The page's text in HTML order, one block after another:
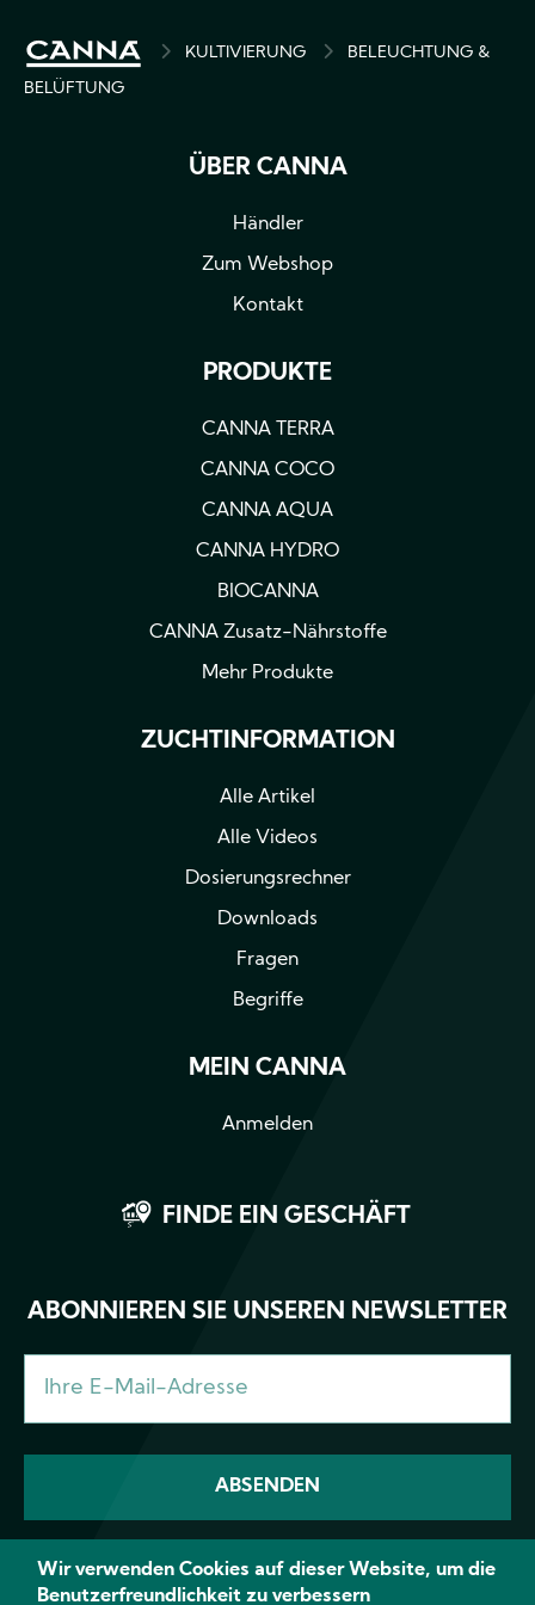
PFADNAVIGATION
KULTIVIERUNG
BELEUCHTUNG &
BELÜFTUNG
ÜBER CANNA
Händler
Zum Webshop
Kontakt
PRODUKTE
CANNA TERRA
CANNA COCO
CANNA AQUA
CANNA HYDRO
BIOCANNA
CANNA Zusatz-Nährstoffe
Mehr Produkte
ZUCHTINFORMATION
Alle Artikel
Alle Videos
Dosierungsrechner
Downloads
Fragen
Begriffe
MEIN CANNA
Anmelden
FINDE EIN GESCHÄFT
ABONNIEREN SIE UNSEREN NEWSLETTER
Wir verwenden Cookies auf dieser Website, um die
Benutzerfreundlichkeit zu verbessern